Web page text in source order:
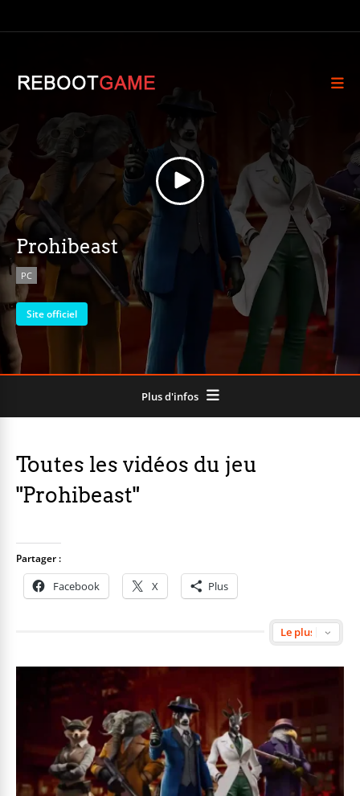
Prohibeast
PC
Site officiel
Plus d'infos
Toutes les vidéos du jeu
"Prohibeast"
Partager :
Facebook X Plus